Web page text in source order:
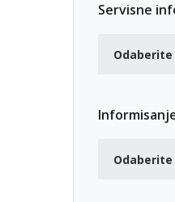
Servisne